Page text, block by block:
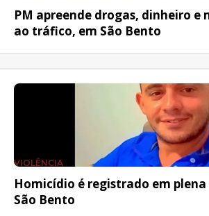
PM apreende drogas, dinheiro
ao tráfico, em São Bento
VIOLÊNCIA
Homicídio é registrado em
São Bento